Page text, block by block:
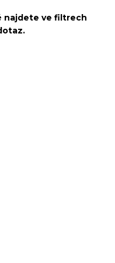
najdete ve filtrech